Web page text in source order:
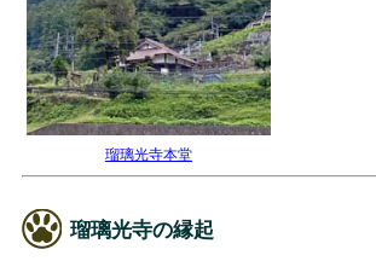
瑠璃光寺本堂
瑠璃光寺の縁起